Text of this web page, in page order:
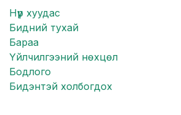
Нүүр хуудас
Бидний тухай
Бараа
Үйлчилгээний нөхцөл
Бодлого
Бидэнтэй холбогдох